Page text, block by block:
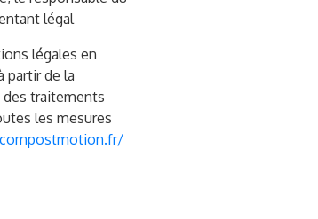
légal
légales en
partir de la
traitements
les mesures